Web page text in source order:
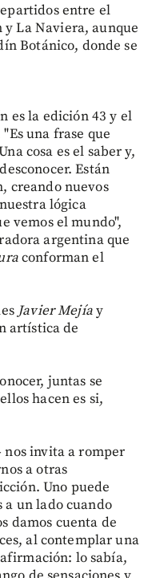
entre el
La Naviera, aunque
Botánico, donde se
es la edición 43 y el
una frase que
cosa es el saber y,
Están
creando nuevos
lógica
vemos el mundo",
argentina que
conforman el
Javier Mejíay
artística de
juntas se
hacen es si,
invita a romper
a otras
Uno puede
a un lado cuando
damos cuenta de
al contemplar una
lo sabía,